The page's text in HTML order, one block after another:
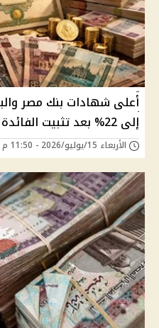
إلى 22% بعد تثبيت الفائدة
الأربعاء 15/يوليو/2026 - 11:50 م